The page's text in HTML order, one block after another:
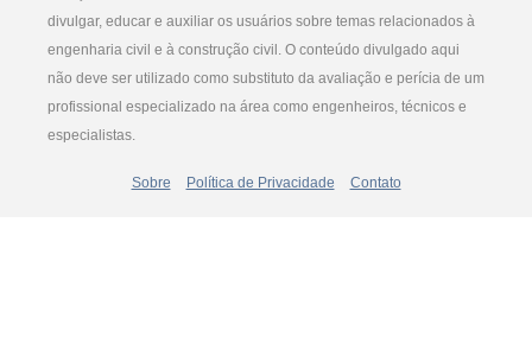
divulgar, educar e auxiliar os usuários sobre temas relacionados à
engenharia civil e à construção civil. O conteúdo divulgado aqui
não deve ser utilizado como substituto da avaliação e perícia de um
profissional especializado na área como engenheiros, técnicos e
especialistas.
Sobre Política de Privacidade Contato